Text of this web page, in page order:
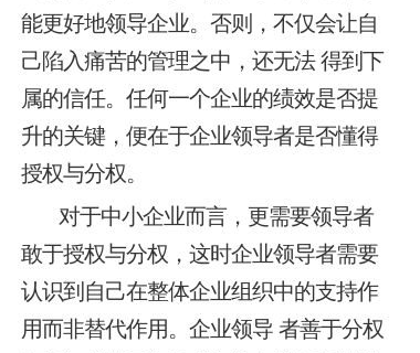
能更好地领导企业。否则，不仅会让自
己陷入痛苦的管理之中，还无法 得到下
属的信任。任何一个企业的绩效是否提
升的关键，便在于企业领导者是否懂得
授权与分权。
对于中小企业而言，更需要领导者
敢于授权与分权，这时企业领导者需要
认识到自己在整体企业组织中的支持作
用而非替代作用。企业领导 者善于分权